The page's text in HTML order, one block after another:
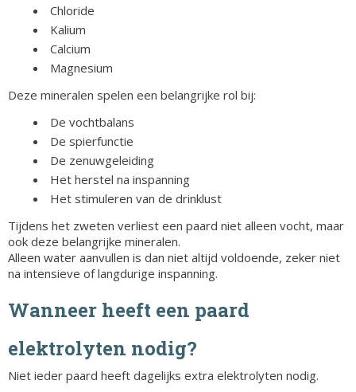
Chloride
Kalium
Calcium
Magnesium
Deze mineralen spelen een belangrijke rol bij:
De vochtbalans
De spierfunctie
De zenuwgeleiding
Het herstel na inspanning
Het stimuleren van de drinklust
Tijdens het zweten verliest een paard niet alleen vocht, maar
ook deze belangrijke mineralen.
Alleen water aanvullen is dan niet altijd voldoende, zeker niet
na intensieve of langdurige inspanning.
Wanneer heeft een paard
elektrolyten nodig?
Niet ieder paard heeft dagelijks extra elektrolyten nodig.